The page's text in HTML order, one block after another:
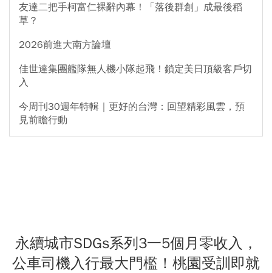
友達二把手柯富仁裸辭內幕！「落後群創」成最後稻
草？
2026前進大南方論壇
佳世達集團艦隊無人機小隊起飛！鎖定美日頂級客戶切
入
今周刊30週年特輯｜更好的台灣：回望精彩風雲，預
見前瞻行動
永續城市SDGs系列3一5個月零收入，
公車司機入行最大門檻！桃園受訓即就